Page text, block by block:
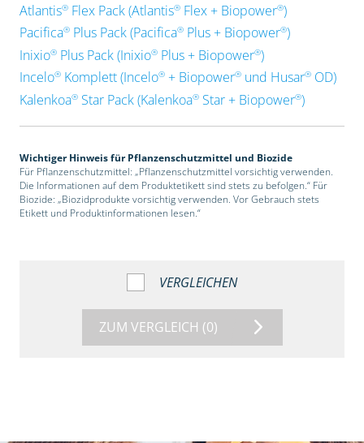
Atlantis®Flex Pack (Atlantis®Flex + Biopower®)
Pacifica®Plus Pack (Pacifica®Plus + Biopower®)
Inixio®Plus Pack (Inixio®Plus + Biopower®)
Incelo®Komplett (Incelo®+ Biopower®und Husar®OD)
Kalenkoa®Star Pack (Kalenkoa®Star + Biopower®)
Wichtiger Hinweis für Pflanzenschutzmittel und Biozide
Für Pflanzenschutzmittel: „Pflanzenschutzmittel vorsichtig verwenden.
Die Informationen auf dem Produktetikett sind stets zu befolgen.“ Für
Biozide: „Biozidprodukte vorsichtig verwenden. Vor Gebrauch stets
Etikett und Produktinformationen lesen.“
VERGLEICHEN
ZUM VERGLEICH (0)